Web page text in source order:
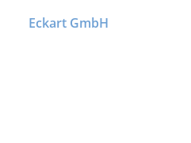
Eckart GmbH